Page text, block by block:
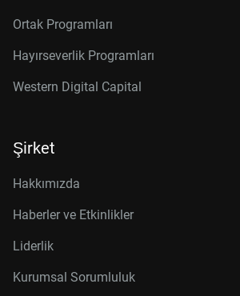
Ortak Programları
Hayırseverlik Programları
Western Digital Capital
Şirket
Hakkımızda
Haberler ve Etkinlikler
Liderlik
Kurumsal Sorumluluk